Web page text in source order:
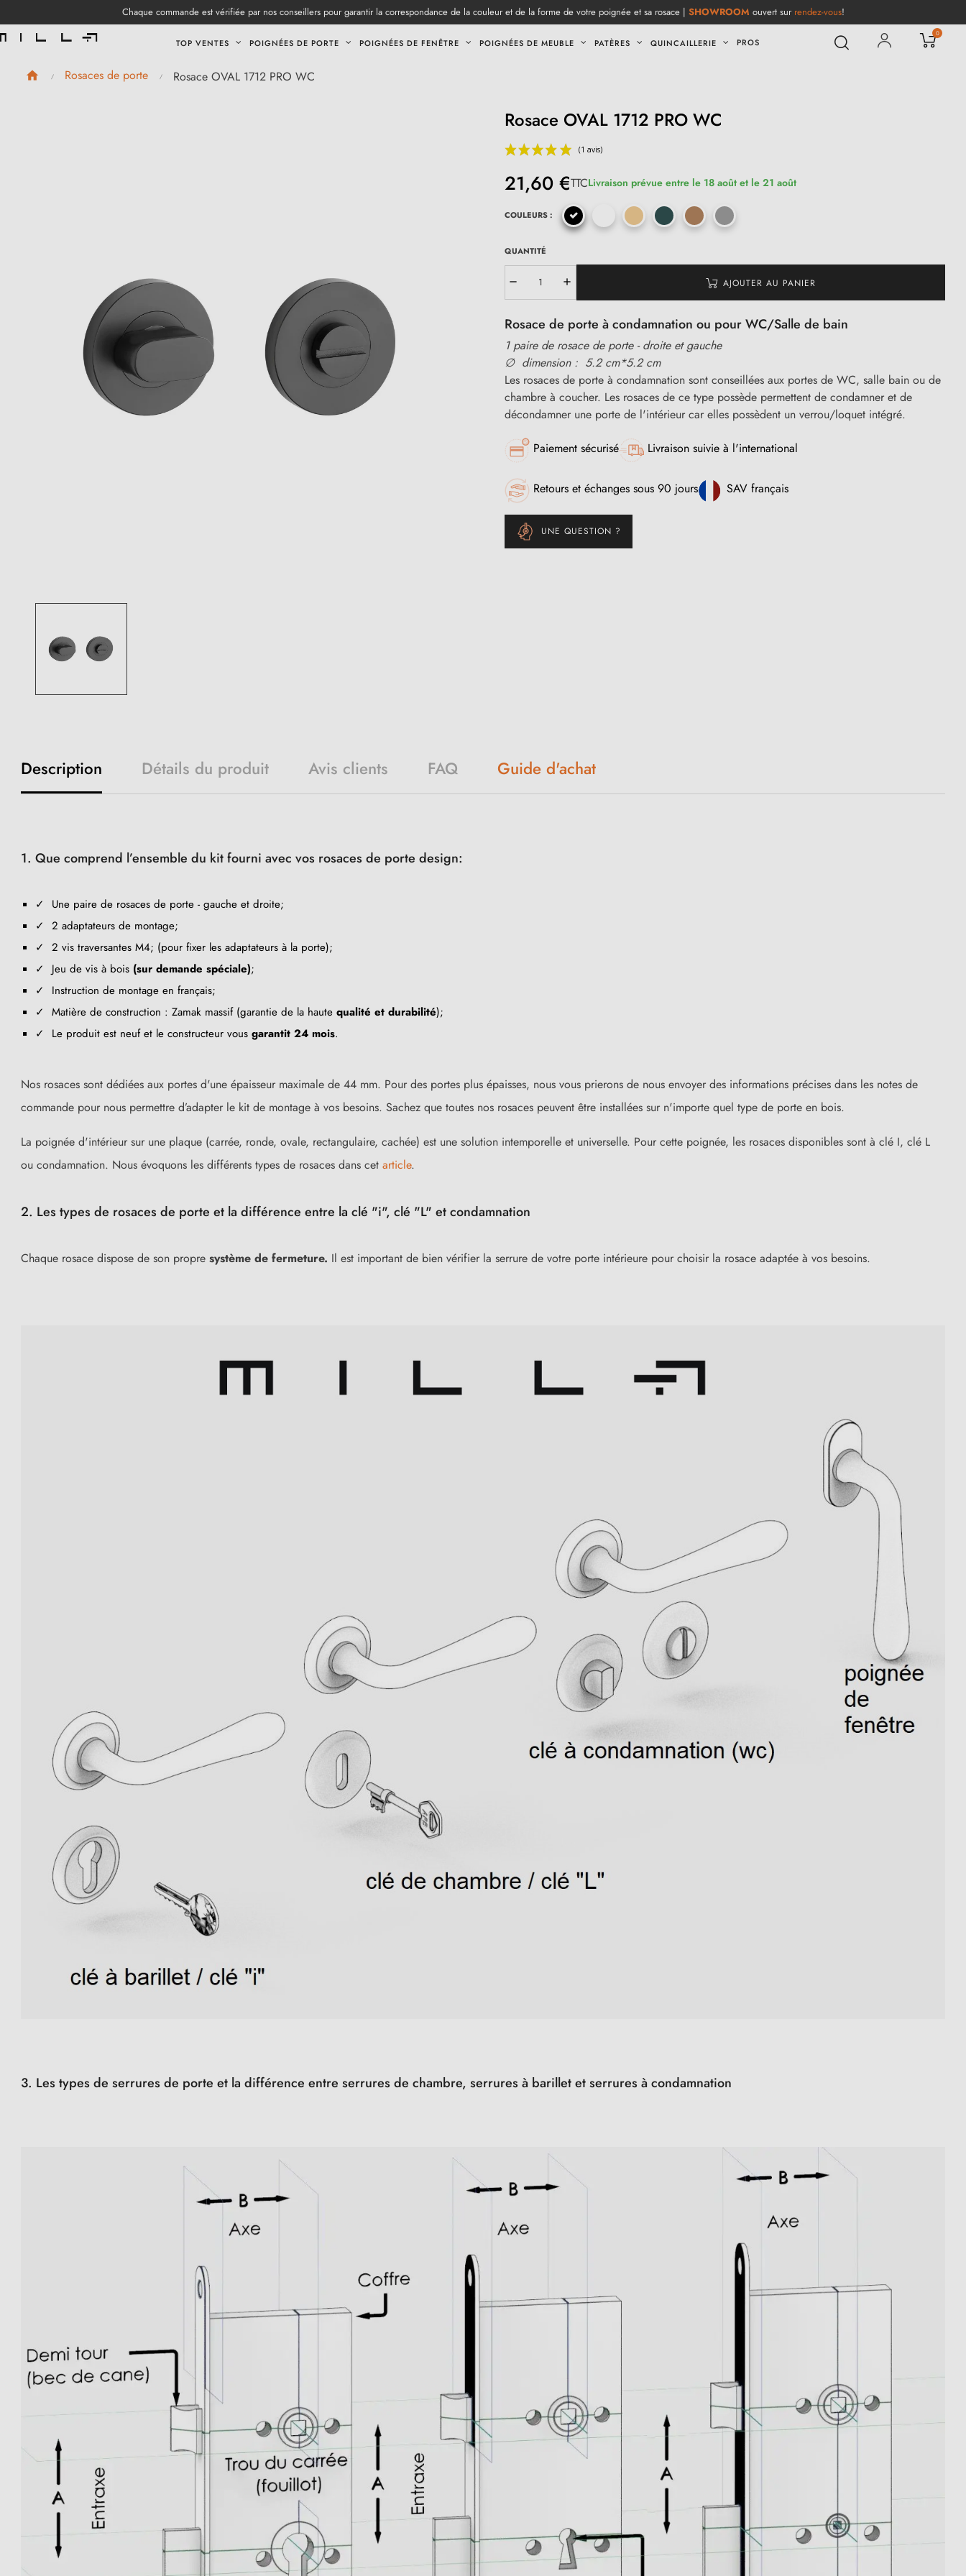
Chaque commande est vérifiée par nos conseillers pour garantir la correspondance de la couleur et de la forme de votre poignée et sa rosace | SHOWROOM ouvert sur rendez-vous!
TOP VENTES POIGNÉES DE PORTE POIGNÉES DE FENÊTRE POIGNÉES DE MEUBLE PATÈRES QUINCAILLERIE PROS
0
Rosaces de porte Rosace OVAL 1712 PRO WC
Rosace OVAL 1712 PRO WC
(1 avis)
21,60 €TTCLivraison prévue entre le 18 août et le 21 août
COULEURS :
QUANTITÉ
AJOUTER AU PANIER
Rosace de porte à condamnation ou pour WC/Salle de bain
1 paire de rosace de porte - droite et gauche
∅ dimension : 5.2 cm*5.2 cm
Les rosaces de porte à condamnation sont conseillées aux portes de WC, salle bain ou de
chambre à coucher. Les rosaces de ce type possède permettent de condamner et de
décondamner une porte de l'intérieur car elles possèdent un verrou/loquet intégré.
Paiement sécurisé Livraison suivie à l'international
Retours et échanges sous 90 jours SAV français
UNE QUESTION ?
Description Détails du produit Avis clients FAQ Guide d'achat
1. Que comprend l’ensemble du kit fourni avec vos rosaces de porte design:
✓ Une paire de rosaces de porte - gauche et droite;
✓ 2 adaptateurs de montage;
✓ 2 vis traversantes M4; (pour fixer les adaptateurs à la porte);
✓ Jeu de vis à bois (sur demande spéciale);
✓ Instruction de montage en français;
✓ Matière de construction : Zamak massif (garantie de la haute qualité et durabilité);
✓ Le produit est neuf et le constructeur vous garantit 24 mois.
Nos rosaces sont dédiées aux portes d'une épaisseur maximale de 44 mm. Pour des portes plus épaisses, nous vous prierons de nous envoyer des informations précises dans les notes de
commande pour nous permettre d’adapter le kit de montage à vos besoins. Sachez que toutes nos rosaces peuvent être installées sur n'importe quel type de porte en bois.
La poignée d'intérieur sur une plaque (carrée, ronde, ovale, rectangulaire, cachée) est une solution intemporelle et universelle. Pour cette poignée, les rosaces disponibles sont à clé I, clé L
ou condamnation. Nous évoquons les différents types de rosaces dans cet article.
2. Les types de rosaces de porte et la différence entre la clé "i", clé "L" et condamnation
Chaque rosace dispose de son propre système de fermeture. Il est important de bien vérifier la serrure de votre porte intérieure pour choisir la rosace adaptée à vos besoins.
3. Les types de serrures de porte et la différence entre serrures de chambre, serrures à barillet et serrures à condamnation